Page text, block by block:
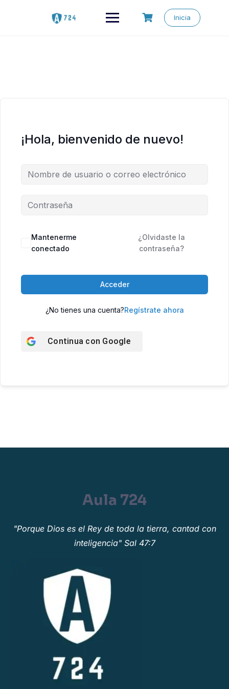
Inicia
¡Hola, bienvenido de nuevo!
Mantenerme
conectado
¿Olvidaste la
contraseña?
Acceder
¿No tienes una cuenta?Regístrate ahora
Continua con Google
Aula 724
"Porque Dios es el Rey de toda la tierra, cantad con
inteligencia" Sal 47:7